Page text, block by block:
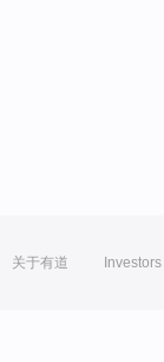
关于有道 Investors